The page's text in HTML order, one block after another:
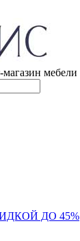
мебели
ДО 45%